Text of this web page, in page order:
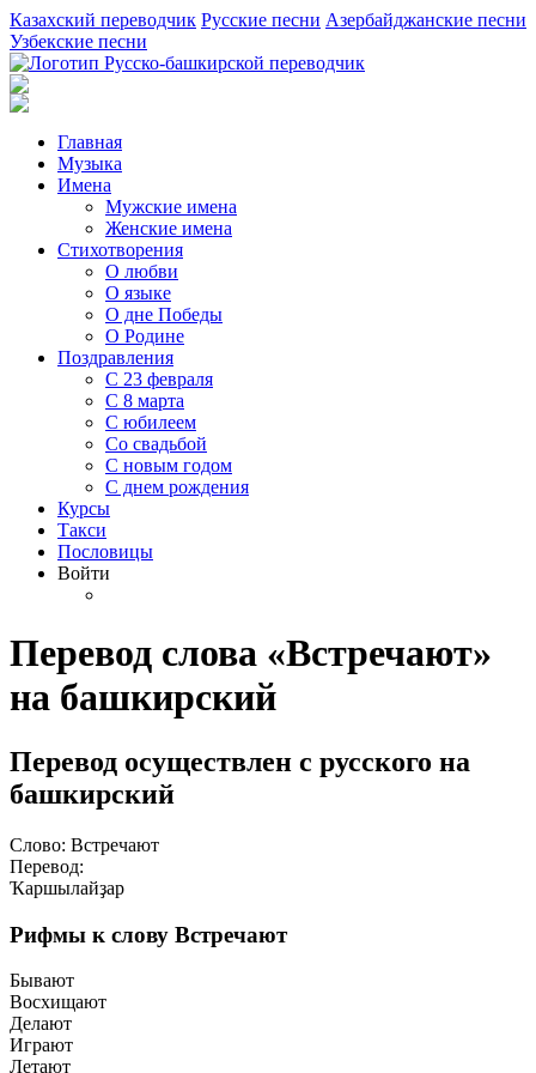
Казахский переводчик Русские песни Азербайджанские песни
Узбекские песни
Главная
Музыка
Имена
Мужские имена
Женские имена
Стихотворения
О любви
О языке
О дне Победы
О Родине
Поздравления
С 23 февраля
С 8 марта
С юбилеем
Со свадьбой
С новым годом
С днем рождения
Курсы
Такси
Пословицы
Войти
Перевод слова «Встречают»
на башкирский
Перевод осуществлен с русского на
башкирский
Слово: Встречают
Перевод:
Ҡаршылайҙар
Рифмы к слову Встречают
Бывают
Восхищают
Делают
Играют
Летают